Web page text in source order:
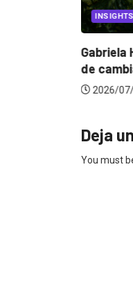
INSIGHTS
Gabriela
de
2026/
Deja
You must